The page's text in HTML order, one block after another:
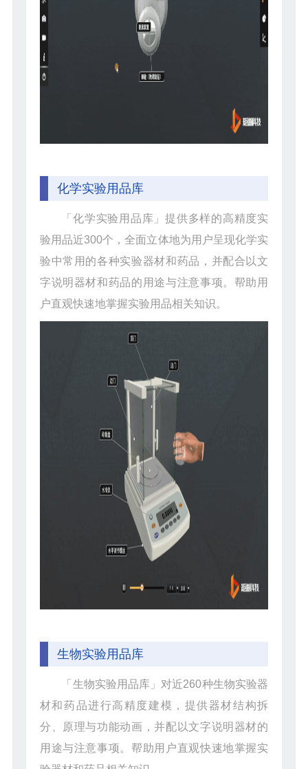
化学实验用品库
「化学实验用品库」提供多样的高精度实
验用品近300个，全面立体地为用户呈现化学实
验中常用的各种实验器材和药品，并配合以文
字说明器材和药品的用途与注意事项。帮助用
户直观快速地掌握实验用品相关知识。
生物实验用品库
「生物实验用品库」对近260种生物实验器
材和药品进行高精度建模，提供器材结构拆
分、原理与功能动画，并配以文字说明器材的
用途与注意事项。帮助用户直观快速地掌握实